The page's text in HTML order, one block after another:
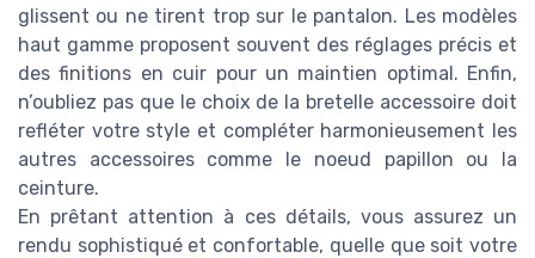
glissent ou ne tirent trop sur le pantalon. Les modèles
haut gamme proposent souvent des réglages précis et
des finitions en cuir pour un maintien optimal. Enfin,
n’oubliez pas que le choix de la bretelle accessoire doit
refléter votre style et compléter harmonieusement les
autres accessoires comme le noeud papillon ou la
ceinture.
En prêtant attention à ces détails, vous assurez un
rendu sophistiqué et confortable, quelle que soit votre